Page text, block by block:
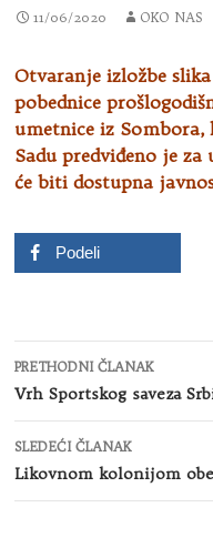
11/06/2020 OKO NAS
Otvaranje izložbe slika
pobednice
umetnice iz Sombora,
Sadu predviđeno je za
će biti dostupna
Podeli
Kretanje
članaka
PRETHODNI ČLANAK
Vrh Sportskog saveza
SLEDEĆI ČLANAK
Likovnom kolonijom